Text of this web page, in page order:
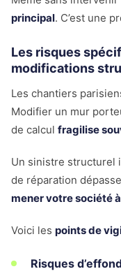
principal. C’est une
Les risques
modifications
Les chantiers
Modifier un mur
de calcul fragilise
Un sinistre structurel
de réparation
mener votre société
Voici les points de
Risques